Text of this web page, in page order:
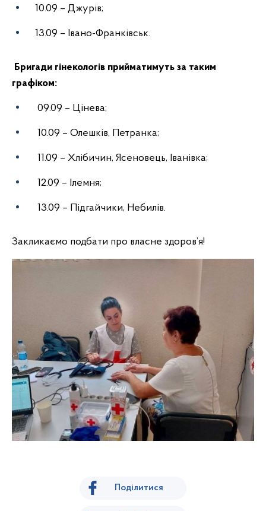
10.09 – Джурів;
13.09 – Івано-Франківськ.
Бригади гінекологів прийматимуть за таким
графіком:
09.09 – Цінева;
10.09 – Олешків, Петранка;
11.09 – Хлібичин, Ясеновець, Іванівка;
12.09 – Ілемня;
13.09 – Підгайчики, Небилів.
Закликаємо подбати про власне здоров’я!
Поділитися